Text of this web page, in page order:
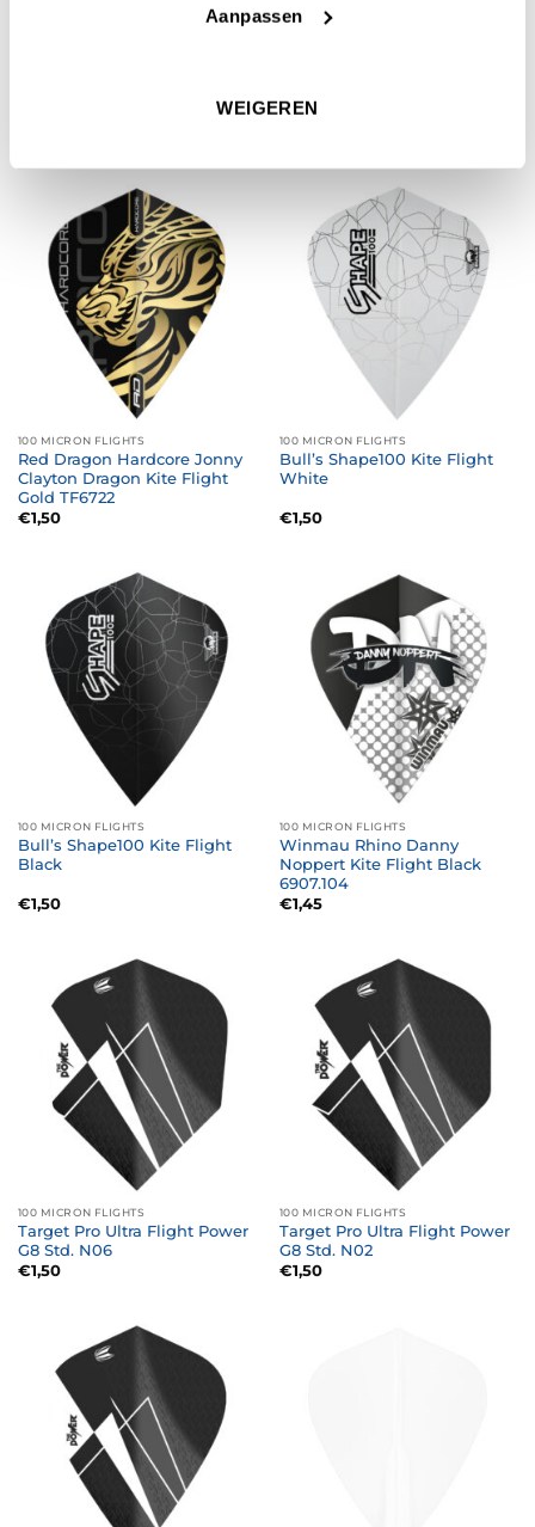
Aanpassen
WEIGEREN
Cosmo Fit Flight Kite Natural
Cosmo Fit Flight Kite Black
100 MICRON FLIGHTS
Red Dragon Hardcore Jonny
Clayton Dragon Kite Flight
Gold TF6722
€1,50
100 MICRON FLIGHTS
Bull’s Shape100 Kite Flight
White
€1,50
100 MICRON FLIGHTS
Bull’s Shape100 Kite Flight
Black
€1,50
100 MICRON FLIGHTS
Winmau Rhino Danny
Noppert Kite Flight Black
6907.104
€1,45
100 MICRON FLIGHTS
Target Pro Ultra Flight Power
G8 Std. N06
€1,50
100 MICRON FLIGHTS
Target Pro Ultra Flight Power
G8 Std. N02
€1,50